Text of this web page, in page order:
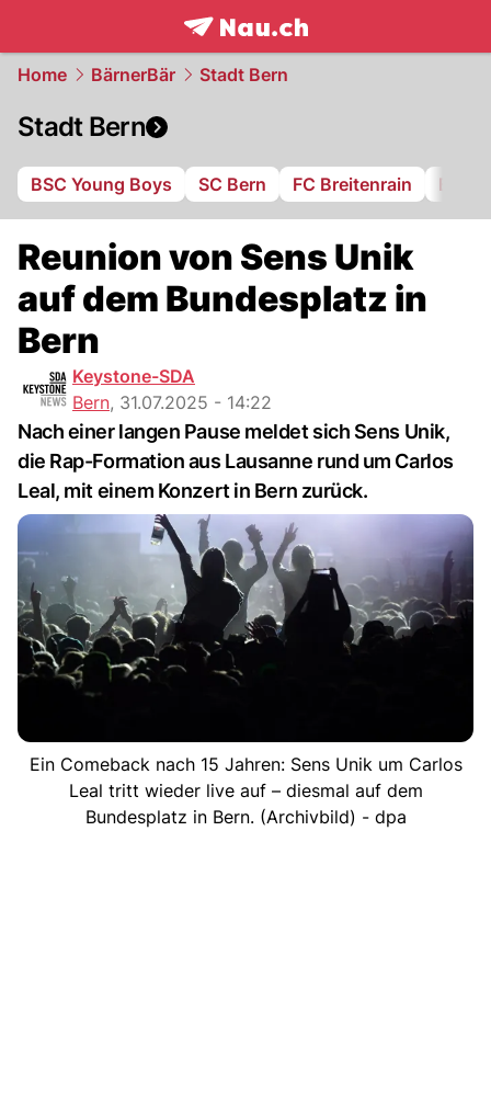
frontpage.NAU.ch
Home BärnerBär Stadt Bern
Stadt Bern
BSC Young Boys SC Bern FC Breitenrain BSV
Reunion von Sens Unik
auf dem Bundesplatz in
Bern
Keystone-SDA
Bern, 31.07.2025 - 14:22
Nach einer langen Pause meldet sich Sens Unik,
die Rap-Formation aus Lausanne rund um Carlos
Leal, mit einem Konzert in Bern zurück.
Ein Comeback nach 15 Jahren: Sens Unik um Carlos
Leal tritt wieder live auf – diesmal auf dem
Bundesplatz in Bern. (Archivbild) - dpa